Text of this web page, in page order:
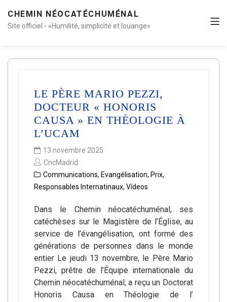
CHEMIN NÉOCATÉCHUMÉNAL
Site officiel - «Humilité, simplicité et louange»
LE PÈRE MARIO PEZZI,
DOCTEUR « HONORIS
CAUSA » EN THÉOLOGIE À
L’UCAM
13 novembre 2025
CncMadrid
Communications, Evangélisation, Prix,
Responsables Internatinaux, Vídeos
Dans le Chemin néocatéchuménal, ses
catéchèses sur le Magistère de l’Église, au
service de l’évangélisation, ont formé des
générations de personnes dans le monde
entier Le jeudi 13 novembre, le Père Mario
Pezzi, prêtre de l’Équipe internationale du
Chemin néocatéchuménal, a reçu un Doctorat
Honoris Causa en Théologie de l’